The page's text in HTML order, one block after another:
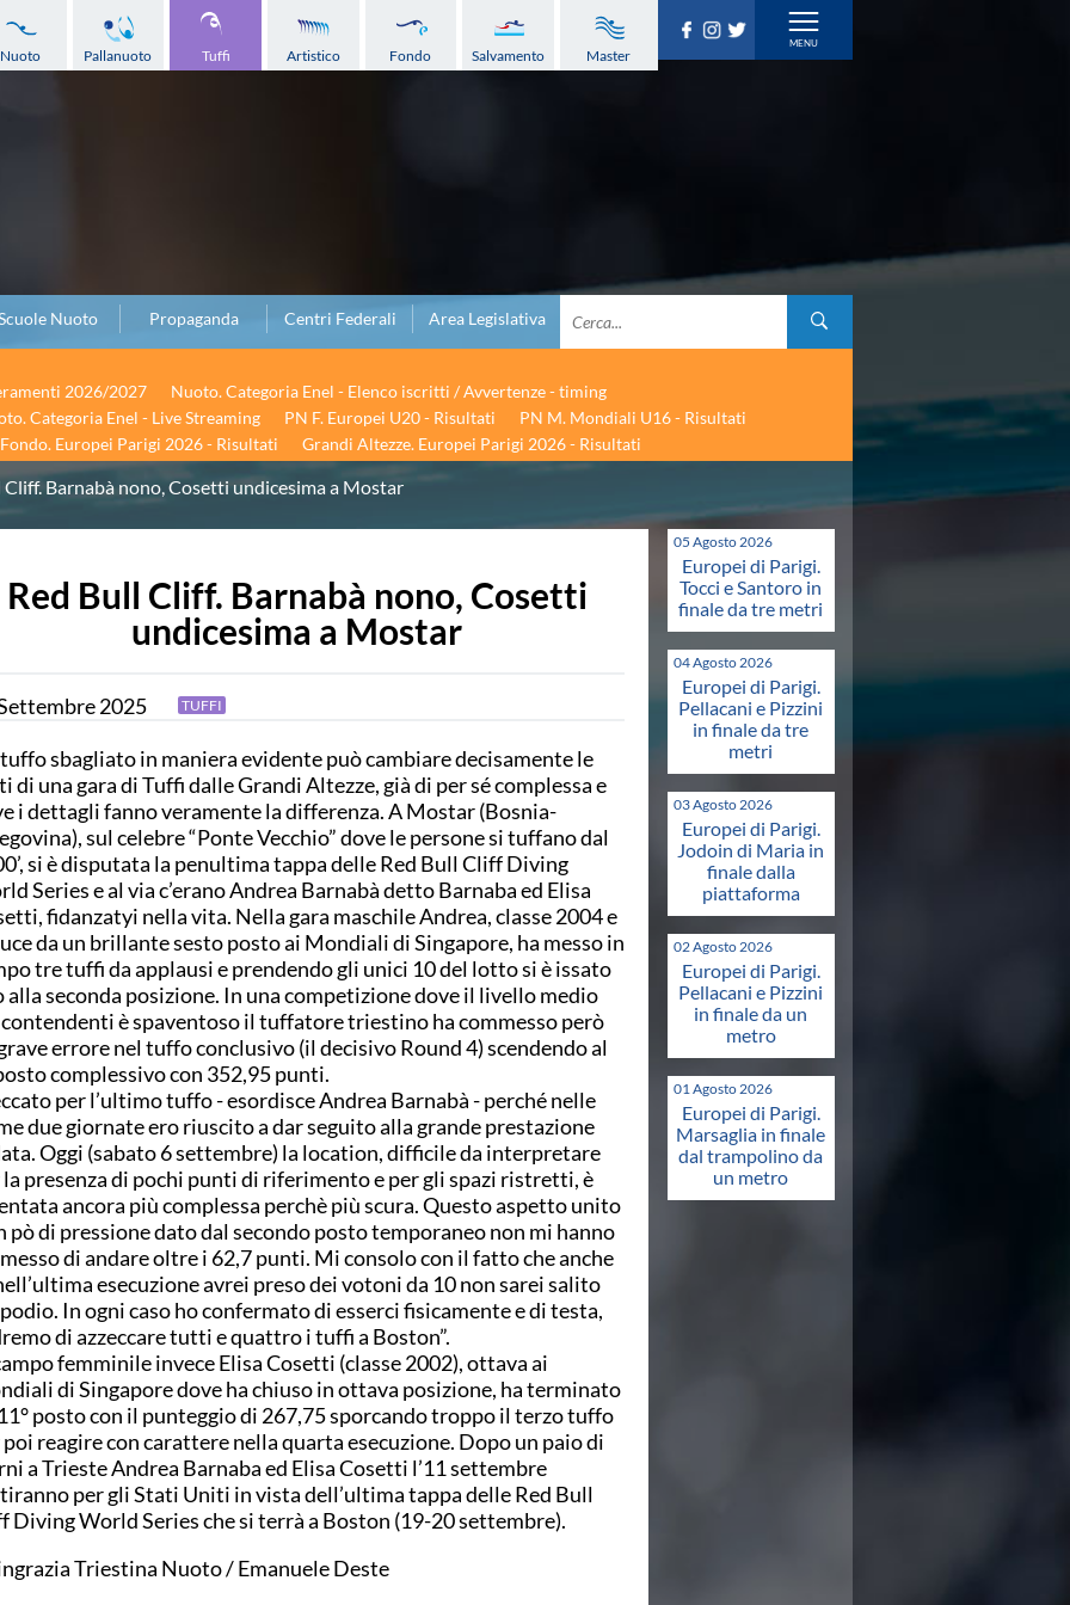
Nuoto Pallanuoto Tuffi Artistico Fondo Salvamento Master
Nuoto Propaganda Centri Federali Area Legislativa
2026/2027
Nuoto. Categoria Enel - Elenco iscritti / Avvertenze - timing
Categoria Enel - Live Streaming PN F. Europei U20 - Risultati
PN M. Mondiali U16 - Risultati
Fondo. Europei Parigi 2026 - Risultati Grandi Altezze. Europei Parigi 2026 - Risultati
Cliff. Barnabà nono, Cosetti undicesima a Mostar
Red Bull Cliff. Barnabà nono, Cosetti
undicesima a Mostar
2025 TUFFI
sbagliato in maniera evidente può cambiare decisamente le
di una gara di Tuffi dalle Grandi Altezze, già di per sé complessa e
i dettagli fanno veramente la differenza. A Mostar (Bosnia-
sul celebre “Ponte Vecchio” dove le persone si tuffano dal
si è disputata la penultima tappa delle Red Bull Cliff Diving
Series e al via c’erano Andrea Barnabà detto Barnaba ed Elisa
fidanzatyi nella vita. Nella gara maschile Andrea, classe 2004 e
da un brillante sesto posto ai Mondiali di Singapore, ha messo in
tre tuffi da applausi e prendendo gli unici 10 del lotto si è issato
alla seconda posizione. In una competizione dove il livello medio
è spaventoso il tuffatore triestino ha commesso però
errore nel tuffo conclusivo (il decisivo Round 4) scendendo al
complessivo con 352,95 punti.
per l’ultimo tuffo - esordisce Andrea Barnabà - perché nelle
due giornate ero riuscito a dar seguito alla grande prestazione
Oggi (sabato 6 settembre) la location, difficile da interpretare
la presenza di pochi punti di riferimento e per gli spazi ristretti, è
ancora più complessa perchè più scura. Questo aspetto unito
pò di pressione dato dal secondo posto temporaneo non mi hanno
di andare oltre i 62,7 punti. Mi consolo con il fatto che anche
esecuzione avrei preso dei votoni da 10 non sarei salito
In ogni caso ho confermato di esserci fisicamente e di testa,
di azzeccare tutti e quattro i tuffi a Boston”.
femminile invece Elisa Cosetti (classe 2002), ottava ai
di Singapore dove ha chiuso in ottava posizione, ha terminato
posto con il punteggio di 267,75 sporcando troppo il terzo tuffo
poi reagire con carattere nella quarta esecuzione. Dopo un paio di
a Trieste Andrea Barnaba ed Elisa Cosetti l’11 settembre
per gli Stati Uniti in vista dell’ultima tappa delle Red Bull
Diving World Series che si terrà a Boston (19-20 settembre).
Triestina Nuoto / Emanuele Deste
05 Agosto 2026
Europei di Parigi.
Tocci e Santoro in
finale da tre metri
04 Agosto 2026
Europei di Parigi.
Pellacani e Pizzini
in finale da tre
metri
03 Agosto 2026
Europei di Parigi.
Jodoin di Maria in
finale dalla
piattaforma
02 Agosto 2026
Europei di Parigi.
Pellacani e Pizzini
in finale da un
metro
01 Agosto 2026
Europei di Parigi.
Marsaglia in finale
dal trampolino da
un metro